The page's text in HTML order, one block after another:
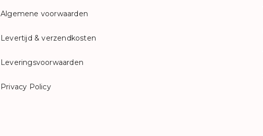
Algemene voorwaarden
Levertijd & verzendkosten
Leveringsvoorwaarden
Privacy Policy